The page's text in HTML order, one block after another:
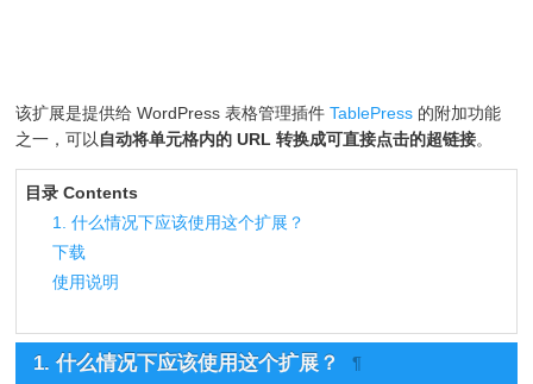
该扩展是提供给 WordPress 表格管理插件TablePress 的附加功能
之一，可以自动将单元格内的 URL 转换成可直接点击的超链接。
目录 Contents
1. 什么情况下应该使用这个扩展？
下载
使用说明
1. 什么情况下应该使用这个扩展？ ¶